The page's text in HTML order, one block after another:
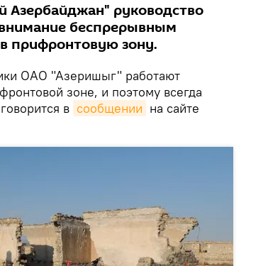
Азербайджан" руководство
беспрерывным
прифронтовую зону.
ОАО "Азеришыг" работают
зоне, и поэтому всегда
в сообщении на сайте